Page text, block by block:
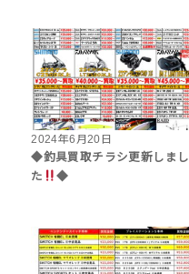
2024年6月20日
◆釣具買取チラシ更新しまし
た
◆